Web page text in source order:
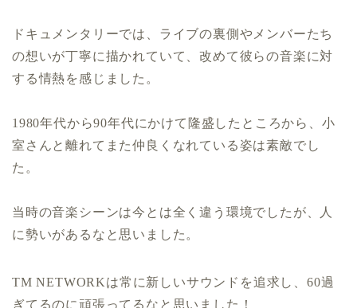
ドキュメンタリーでは、ライブの裏側やメンバーたち
の想いが丁寧に描かれていて、改めて彼らの音楽に対
する情熱を感じました。
1980年代から90年代にかけて隆盛したところから、小
室さんと離れてまた仲良くなれている姿は素敵でし
た。
当時の音楽シーンは今とは全く違う環境でしたが、人
に勢いがあるなと思いました。
TM NETWORKは常に新しいサウンドを追求し、60過
ぎてるのに頑張ってるなと思いました！